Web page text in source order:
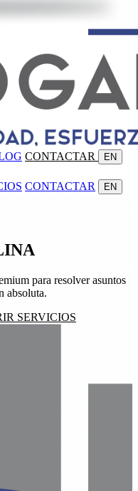
CONTACTAR EN
CONTACTAR EN
para resolver asuntos
absoluta.
SERVICIOS